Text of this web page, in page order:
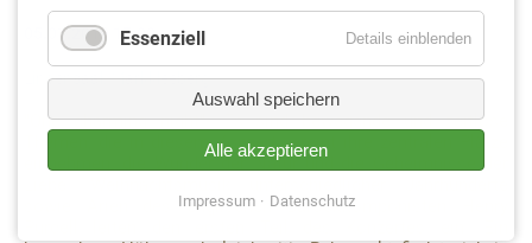
05.01.2019 17:00
Lindensaal, Markkleeberg
"One charming night"- Es sind bewegende und zeitlose
Themen, die in diesem Konzert vereint ihre zentralen Plätze
einnehmen: die Wunder der Natur und die Geheimnisse der
sowie Arien des englischen Barockkomponisten Henry
Essenziell Details einblenden
Auswahl speichern
Alle akzeptieren
Impressum Datenschutz